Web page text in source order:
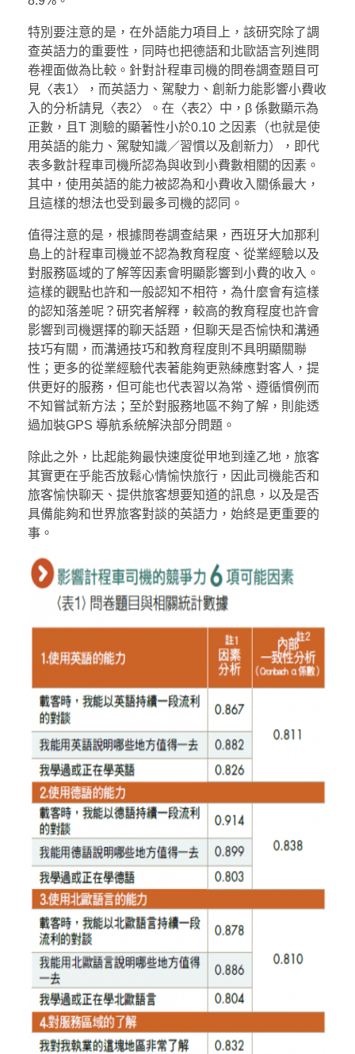
特別要注意的是，在外語能力項目上，該研究除了調
查英語力的重要性，同時也把德語和北歐語言列進問
卷裡面做為比較。針對計程車司機的問卷調查題目可
見〈表1〉，而英語力、駕駛力、創新力能影響小費收
入的分析請見〈表2〉。在〈表2〉中，β 係數顯示為
正數，且T 測驗的顯著性小於0.10 之因素（也就是使
用英語的能力、駕駛知識／習慣以及創新力），即代
表多數計程車司機所認為與收到小費數相關的因素。
其中，使用英語的能力被認為和小費收入關係最大，
且這樣的想法也受到最多司機的認同。
值得注意的是，根據問卷調查結果，西班牙大加那利
島上的計程車司機並不認為教育程度、從業經驗以及
對服務區域的了解等因素會明顯影響到小費的收入。
這樣的觀點也許和一般認知不相符，為什麼會有這樣
的認知落差呢？研究者解釋，較高的教育程度也許會
影響到司機選擇的聊天話題，但聊天是否愉快和溝通
技巧有關，而溝通技巧和教育程度則不具明顯關聯
性；更多的從業經驗代表著能夠更熟練應對客人，提
供更好的服務，但可能也代表習以為常、遵循慣例而
不知嘗試新方法；至於對服務地區不夠了解，則能透
過加裝GPS 導航系統解決部分問題。
除此之外，比起能夠最快速度從甲地到達乙地，旅客
其實更在乎能否放鬆心情愉快旅行，因此司機能否和
旅客愉快聊天、提供旅客想要知道的訊息，以及是否
具備能夠和世界旅客對談的英語力，始終是更重要的
事。